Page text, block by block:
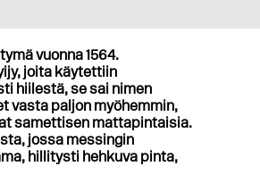
vuonna 1564.
joita käytettiin
hiilestä, se sai nimen
vasta paljon myöhemmin,
samettisen mattapintaisia.
jossa messingin
hillitysti hehkuva pinta,